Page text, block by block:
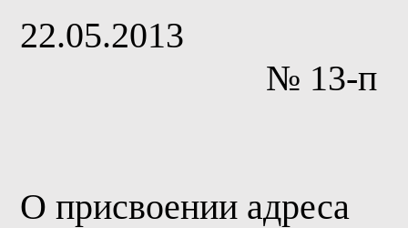
22.05.2013
№ 13-п
О присвоении адреса